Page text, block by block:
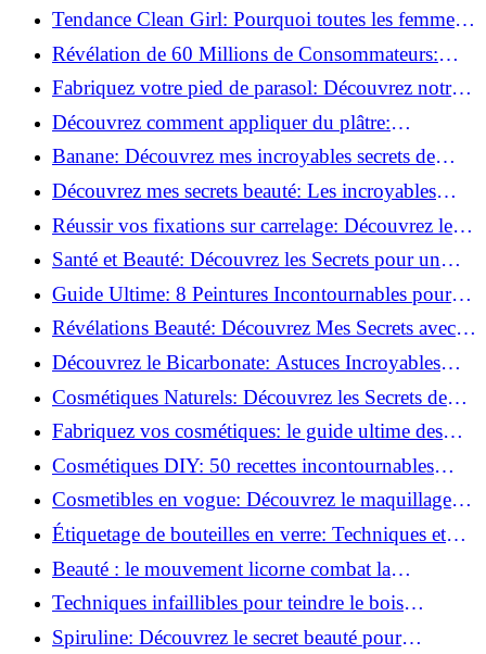
rapidement !
Tendance Clean Girl: Pourquoi toutes les femmes
l'adoptent?
Révélation de 60 Millions de Consommateurs:
Découvrez le meilleur fond de teint pour votre
peau!
Fabriquez votre pied de parasol: Découvrez notre
tutoriel facile !
Découvrez comment appliquer du plâtre:
Techniques pour un mur intérieur parfait!
Banane: Découvrez mes incroyables secrets de
beauté!
Découvrez mes secrets beauté: Les incroyables
vertus du curcuma!
Réussir vos fixations sur carrelage: Découvrez les
astuces infaillibles !
Santé et Beauté: Découvrez les Secrets pour un
Bien-être Optimal!
Guide Ultime: 8 Peintures Incontournables pour
Bois Extérieurs!
Révélations Beauté: Découvrez Mes Secrets avec le
Thé Vert Matcha!
Découvrez le Bicarbonate: Astuces Incroyables
pour Votre Quotidien!
Cosmétiques Naturels: Découvrez les Secrets de
Beauté Éco-responsables!
Fabriquez vos cosmétiques: le guide ultime des
produits de beauté maison!
Cosmétiques DIY: 50 recettes incontournables
pour sublimer votre beauté naturelle!
Cosmetibles en vogue: Découvrez le maquillage
100% comestible!
Étiquetage de bouteilles en verre: Techniques et
astuces incontournables!
Beauté : le mouvement licorne combat la
surconsommation !
Techniques infaillibles pour teindre le bois
naturellement: Découvrez comment!
Spiruline: Découvrez le secret beauté pour